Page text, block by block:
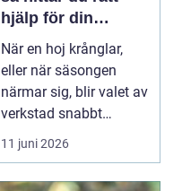
hjälp för din
motorcykel
När en hoj krånglar,
eller när säsongen
närmar sig, blir valet av
verkstad snabbt
avgörande. En MC-v...
11 juni 2026